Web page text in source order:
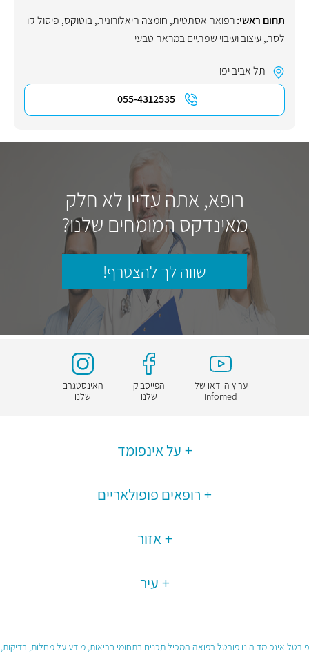
תחום ראשי:רפואה אסתטית, חומצה היאלורונית,בוטוקס, פיסול קו
לסת,עיצוב ועיבוי שפתיים במראה טבעי
תל אביב יפו
055-4312535
רופא, אתה עדיין לא חלק
מאינדקס המומחים שלנו?
שווה לך להצטרף!
ערוץ הוידאו של
Infomed
הפייסבוק
שלנו
האינסטגרם
שלנו
על אינפומד
רופאים פופולאריים
אזור
עיר
פורטל אינפומד הינו פורטל רפואה המכיל תכנים בתחומי בריאות, מידע על מחלות, בדיקות,